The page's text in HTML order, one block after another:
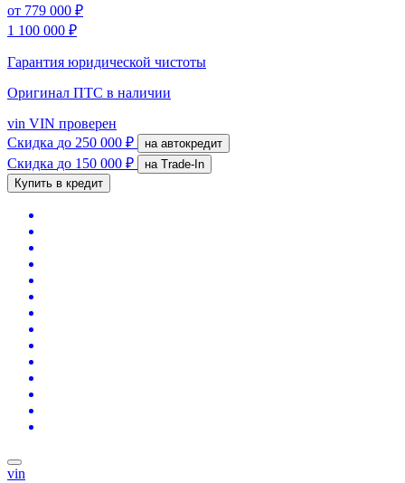
от 779 000 ₽
1 100 000 ₽
Гарантия юридической чистоты
Оригинал ПТС в наличии
vin VIN проверен
Скидка до 250 000 ₽ на автокредит
Скидка до 150 000 ₽
на Trade-In
Купить в кредит
vin